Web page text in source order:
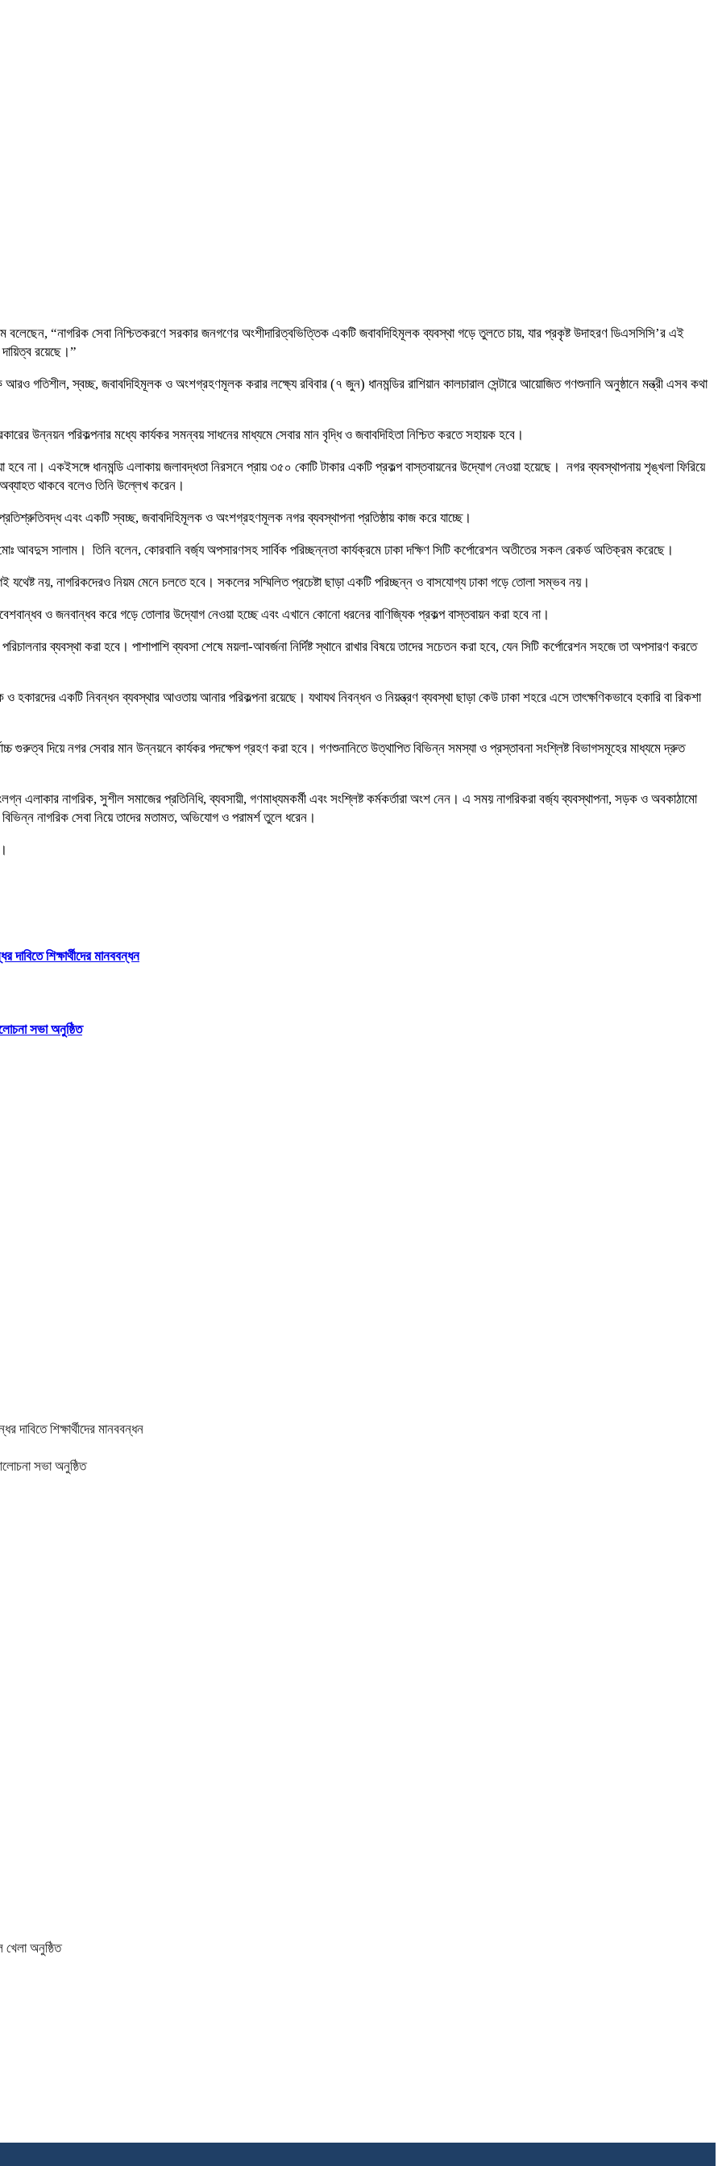
“নাগরিক সেবা নিশ্চিতকরণে সরকার জনগণের অংশীদারিত্বভিত্তিক একটি জবাবদিহিমূলক ব্যবস্থা গড়ে তুলতে চায়, যার প্রকৃষ্ট উদাহরণ ডিএসসিসি’র এই
রয়েছে।”
গতিশীল, স্বচ্ছ, জবাবদিহিমূলক ও অংশগ্রহণমূলক করার লক্ষ্যে রবিবার (৭ জুন) ধানমন্ডির রাশিয়ান কালচারাল সেন্টারে আয়োজিত গণশুনানি অনুষ্ঠানে মন্ত্রী এসব কথা
উন্নয়ন পরিকল্পনার মধ্যে কার্যকর সমন্বয় সাধনের মাধ্যমে সেবার মান বৃদ্ধি ও জবাবদিহিতা নিশ্চিত করতে সহায়ক হবে।
না। একইসঙ্গে ধানমন্ডি এলাকায় জলাবদ্ধতা নিরসনে প্রায় ৩৫০ কোটি টাকার একটি প্রকল্প বাস্তবায়নের উদ্যোগ নেওয়া হয়েছে। নগর ব্যবস্থাপনায় শৃঙ্খলা ফিরিয়ে
থাকবে বলেও তিনি উল্লেখ করেন।
এবং একটি স্বচ্ছ, জবাবদিহিমূলক ও অংশগ্রহণমূলক নগর ব্যবস্থাপনা প্রতিষ্ঠায় কাজ করে যাচ্ছে।
আবদুস সালাম। তিনি বলেন, কোরবানি বর্জ্য অপসারণসহ সার্বিক পরিচ্ছন্নতা কার্যক্রমে ঢাকা দক্ষিণ সিটি কর্পোরেশন অতীতের সকল রেকর্ড অতিক্রম করেছে।
নয়, নাগরিকদেরও নিয়ম মেনে চলতে হবে। সকলের সম্মিলিত প্রচেষ্টা ছাড়া একটি পরিচ্ছন্ন ও বাসযোগ্য ঢাকা গড়ে তোলা সম্ভব নয়।
ও জনবান্ধব করে গড়ে তোলার উদ্যোগ নেওয়া হচ্ছে এবং এখানে কোনো ধরনের বাণিজ্যিক প্রকল্প বাস্তবায়ন করা হবে না।
ব্যবস্থা করা হবে। পাশাপাশি ব্যবসা শেষে ময়লা-আবর্জনা নির্দিষ্ট স্থানে রাখার বিষয়ে তাদের সচেতন করা হবে, যেন সিটি কর্পোরেশন সহজে তা অপসারণ করতে
একটি নিবন্ধন ব্যবস্থার আওতায় আনার পরিকল্পনা রয়েছে। যথাযথ নিবন্ধন ও নিয়ন্ত্রণ ব্যবস্থা ছাড়া কেউ ঢাকা শহরে এসে তাৎক্ষণিকভাবে হকারি বা রিকশা
দিয়ে নগর সেবার মান উন্নয়নে কার্যকর পদক্ষেপ গ্রহণ করা হবে। গণশুনানিতে উত্থাপিত বিভিন্ন সমস্যা ও প্রস্তাবনা সংশ্লিষ্ট বিভাগসমূহের মাধ্যমে দ্রুত
এলাকার নাগরিক, সুশীল সমাজের প্রতিনিধি, ব্যবসায়ী, গণমাধ্যমকর্মী এবং সংশ্লিষ্ট কর্মকর্তারা অংশ নেন। এ সময় নাগরিকরা বর্জ্য ব্যবস্থাপনা, সড়ক ও অবকাঠামো
নাগরিক সেবা নিয়ে তাদের মতামত, অভিযোগ ও পরামর্শ তুলে ধরেন।
শিক্ষার্থীদের মানববন্ধন
সভা অনুষ্ঠিত
শিক্ষার্থীদের মানববন্ধন
সভা অনুষ্ঠিত
অনুষ্ঠিত